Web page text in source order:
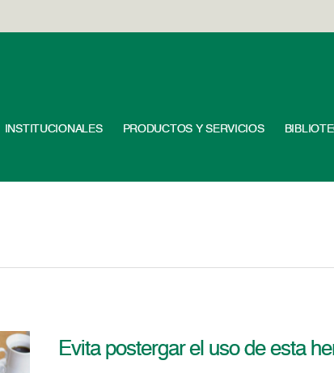
INSTITUCIONALES PRODUCTOS Y SERVICIOS
Evita postergar el uso de esta